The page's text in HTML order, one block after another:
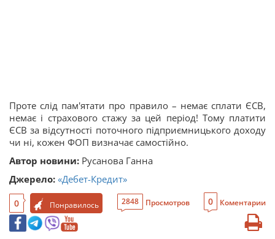
Проте слід пам'ятати про правило – немає сплати ЄСВ,
немає і страхового стажу за цей період! Тому платити
ЄСВ за відсутності поточного підприємницького доходу
чи ні, кожен ФОП визначає самостійно.
Автор новини: Русанова Ганна
Джерело: «Дебет-Кредит»
0 Понравилось 2848 Просмотров 0 Коментарии